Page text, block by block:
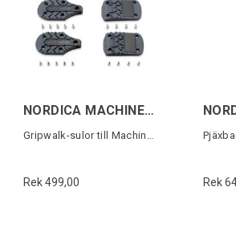
NORDICA MACHINE LINE G/WALK (22) SOLES
Gripwalk-sulor till Machine-serien 1par
Rek 499,00 Rek